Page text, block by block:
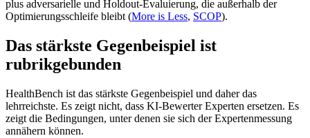
plus adversarielle und Holdout-Evaluierung, die außerhalb der
Optimierungsschleife bleibt (More is Less, SCOP).
Das stärkste Gegenbeispiel ist
rubrikgebunden
HealthBench ist das stärkste Gegenbeispiel und daher das
lehrreichste. Es zeigt nicht, dass KI-Bewerter Experten ersetzen. Es
zeigt die Bedingungen, unter denen sie sich der Expertenmessung
annähern können.